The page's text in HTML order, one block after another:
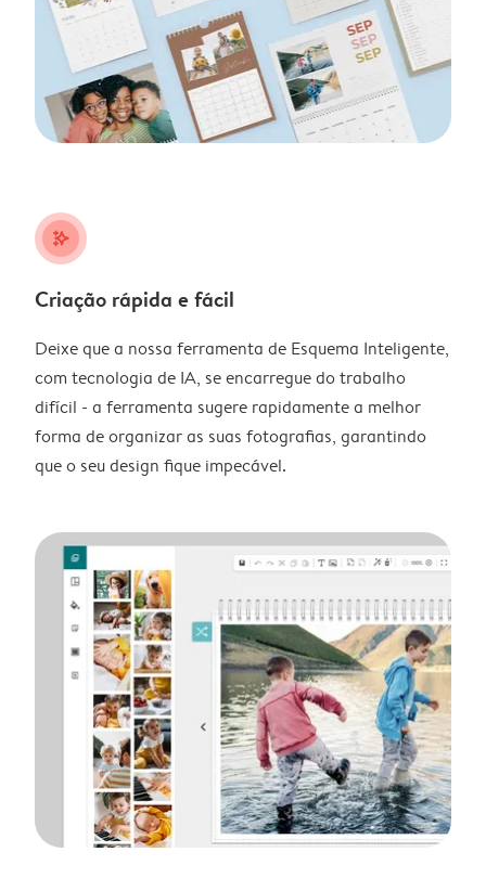
stars_plus
Criação rápida e fácil
Deixe que a nossa ferramenta de Esquema Inteligente,
com tecnologia de IA, se encarregue do trabalho
difícil - a ferramenta sugere rapidamente a melhor
forma de organizar as suas fotografias, garantindo
que o seu design fique impecável.